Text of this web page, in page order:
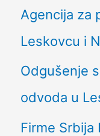
Agencija za
Leskovcu i
Odgušenje
odvoda u
Firme Srbija